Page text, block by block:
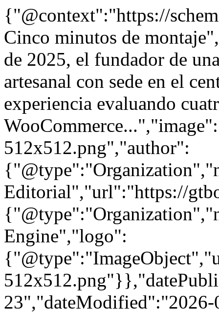
{"@context":"https://
Cinco minutos de
de 2025, el fundador de
artesanal con sede en el
experiencia evaluando
512x512.png","author":
Editorial","url":"https://
Engine","logo":